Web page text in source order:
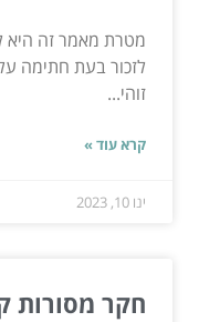
מטרת מאמר זה היא
לזכור בעת חתימה
זוהי...
קרא עוד »
ינו 10, 2023
חקר מסורות